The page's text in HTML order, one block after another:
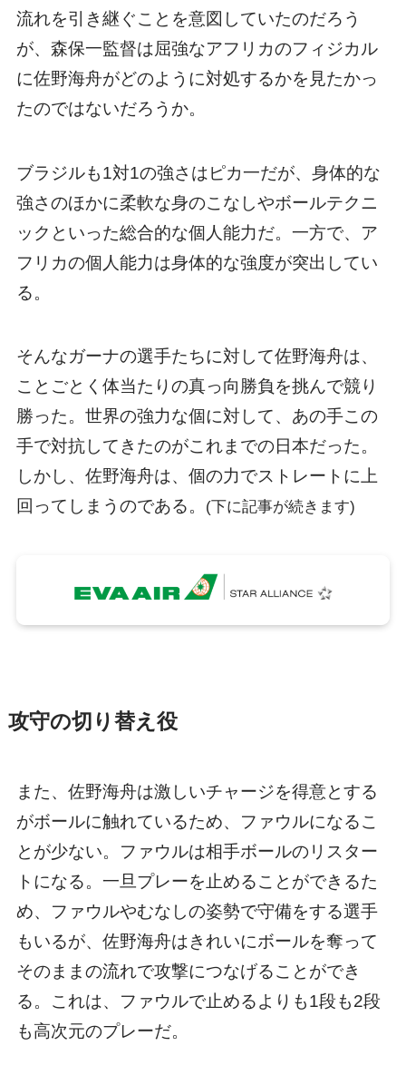
流れを引き継ぐことを意図していたのだろう
が、森保一監督は屈強なアフリカのフィジカル
に佐野海舟がどのように対処するかを見たかっ
たのではないだろうか。
ブラジルも1対1の強さはピカ一だが、身体的な
強さのほかに柔軟な身のこなしやボールテクニ
ックといった総合的な個人能力だ。一方で、ア
フリカの個人能力は身体的な強度が突出してい
る。
そんなガーナの選手たちに対して佐野海舟は、
ことごとく体当たりの真っ向勝負を挑んで競り
勝った。世界の強力な個に対して、あの手この
手で対抗してきたのがこれまでの日本だった。
しかし、佐野海舟は、個の力でストレートに上
回ってしまうのである。
(下に記事が続きます)
攻守の切り替え役
また、佐野海舟は激しいチャージを得意とする
がボールに触れているため、ファウルになるこ
とが少ない。ファウルは相手ボールのリスター
トになる。一旦プレーを止めることができるた
め、ファウルやむなしの姿勢で守備をする選手
もいるが、佐野海舟はきれいにボールを奪って
そのままの流れで攻撃につなげることができ
る。これは、ファウルで止めるよりも1段も2段
も高次元のプレーだ。